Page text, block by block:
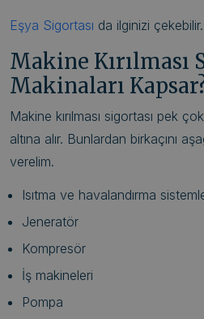
Eşya Sigortası da ilginizi çekebilir.
Makine Kırılması
Makinaları
Makine kırılması sigortası pek
altına alır. Bunlardan birkaçını
verelim.
Isıtma ve havalandırma
Jeneratör
Kompresör
İş makineleri
Pompa